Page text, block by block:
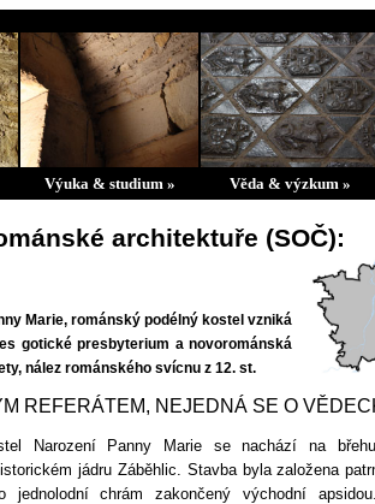
Výuka & studium » Věda & výzkum »
architektuře (SOČ):
Marie, románský podélný kostel vzniká
gotické presbyterium a novorománská
nález románského svícnu z 12. st.
REFERÁTEM, NEJEDNÁ SE O
Narození Panny Marie se nachází na
jádru Záběhlic. Stavba byla založena
jednolodní chrám zakončený východní